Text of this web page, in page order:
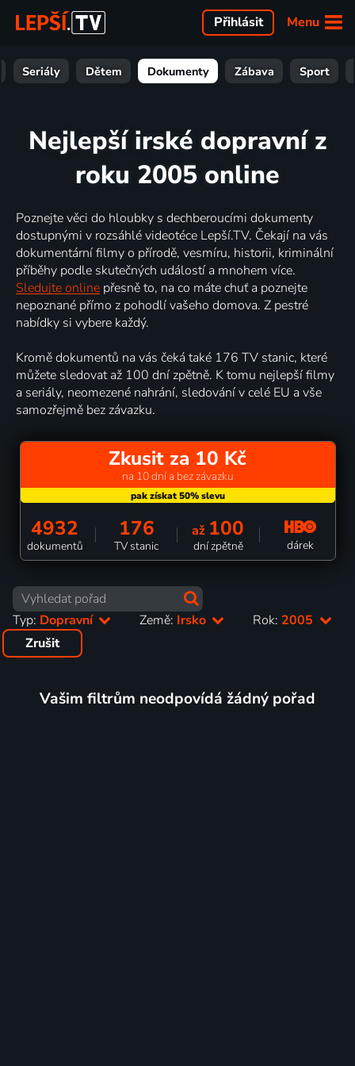
Menu
Přihlásit
Seriály Dětem Dokumenty Zábava Sport
Nejlepší irské dopravní z
roku 2005 online
Poznejte věci do hloubky s dechberoucími dokumenty
dostupnými v rozsáhlé videotéce Lepší.TV. Čekají na vás
dokumentární filmy o přírodě, vesmíru, historii, kriminální
příběhy podle skutečných událostí a mnohem více.
Sledujte online přesně to, na co máte chuť a poznejte
nepoznané přímo z pohodlí vašeho domova. Z pestré
nabídky si vybere každý.
Kromě dokumentů na vás čeká také 176 TV stanic, které
můžete sledovat až 100 dní zpětně. K tomu nejlepší filmy
a seriály, neomezené nahrání, sledování v celé EU a vše
samozřejmě bez závazku.
Zkusit za 10 Kč
na 10 dní a bez závazku
4932
dokumentů
176
TV stanic
až 100
dní zpětně dárek
Typ: Dopravní Země: Irsko Rok: 2005
Zrušit
Vašim filtrům neodpovídá žádný pořad